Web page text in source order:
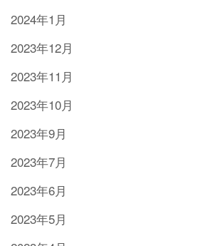
2024年1月
2023年12月
2023年11月
2023年10月
2023年9月
2023年7月
2023年6月
2023年5月